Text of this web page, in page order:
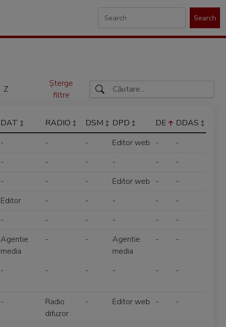
Search
Z
Șterge
filtre
DAT RADIO DSM DPD DE
DDAS
- - - Editor web -
-
- - - - -
-
- - - Editor web -
-
Editor - - - -
-
- - - - -
-
Agentie
media
- -
Agentie
media
- -
- - - - - -
-
Radio
difuzor
- Editor web - -